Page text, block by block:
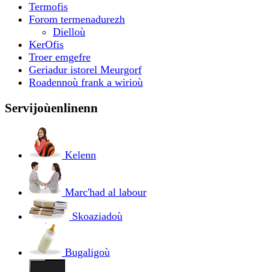
Termofis
Forom termenadurezh
Dielloù
KerOfis
Troer emgefre
Geriadur istorel Meurgorf
Roadennoù frank a wirioù
Servijoùenlinenn
Kelenn
Marc'had al labour
Skoaziadoù
Bugaligoù